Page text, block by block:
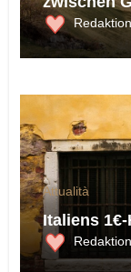
Attualità
Italiens